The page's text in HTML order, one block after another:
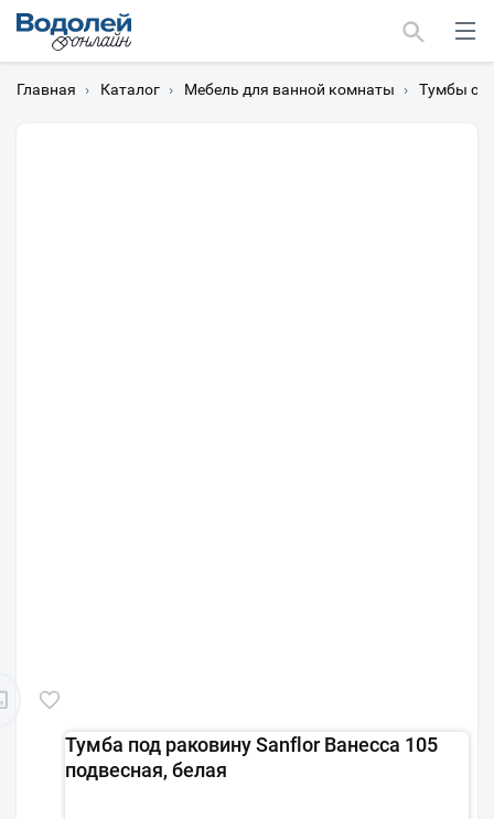
Главная › Каталог › Мебель для ванной комнаты › Тумбы с
Тумба под раковину Sanflor Ванесса 105
подвесная, белая